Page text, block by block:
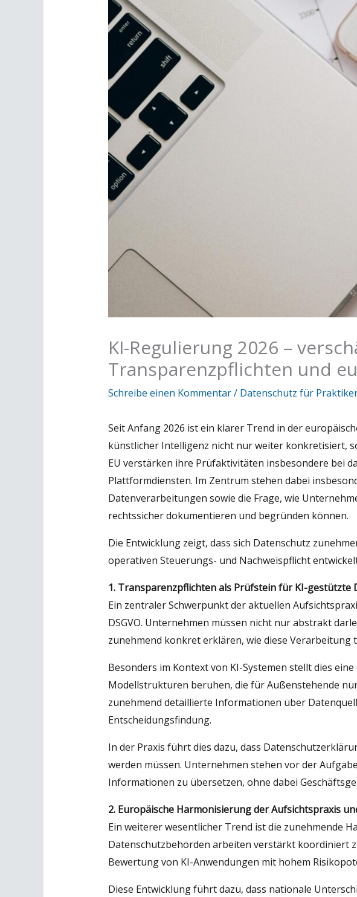
KI-Regulierung 2026 –
Transparenzpflichten und
Schreibe einen Kommentar/ Datenschutz für
Seit Anfang 2026 ist ein klarer Trend in der
künstlicher Intelligenz nicht nur weiter konkretisiert,
EU verstärken ihre Prüfaktivitäten insbesondere bei
Plattformdiensten. Im Zentrum stehen dabei
Datenverarbeitungen sowie die Frage, wie
rechtssicher dokumentieren und begründen können.
Die Entwicklung zeigt, dass sich Datenschutz
operativen Steuerungs- und Nachweispflicht
1. Transparenzpflichten als Prüfstein für KI-gestützte
Ein zentraler Schwerpunkt der aktuellen
DSGVO. Unternehmen müssen nicht nur abstrakt
zunehmend konkret erklären, wie diese
Besonders im Kontext von KI-Systemen stellt dies
Modellstrukturen beruhen, die für Außenstehende
zunehmend detaillierte Informationen über
Entscheidungsfindung.
In der Praxis führt dies dazu, dass
werden müssen. Unternehmen stehen vor der
Informationen zu übersetzen, ohne dabei
2. Europäische Harmonisierung der Aufsichtspraxis
Ein weiterer wesentlicher Trend ist die zunehmende
Datenschutzbehörden arbeiten verstärkt koordiniert
Bewertung von KI-Anwendungen mit hohem
Diese Entwicklung führt dazu, dass nationale